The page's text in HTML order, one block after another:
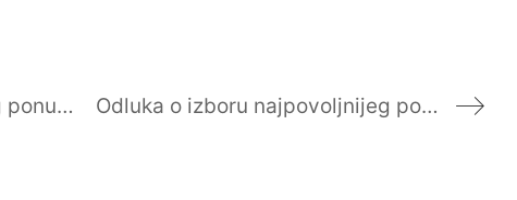
Odluka o izboru najpovoljnijeg ponuditelja po Otvorenom postupku javne nabave – Sanacija crpne stanice “ODACI 1” i crpne stanice “GRADNIĆI 1” Odluka o izboru najpovoljnijeg ponuditelja po Otvorenom postupku javne nabave – Nabava rabljenog komunalnog vozila za čišćenje ulica